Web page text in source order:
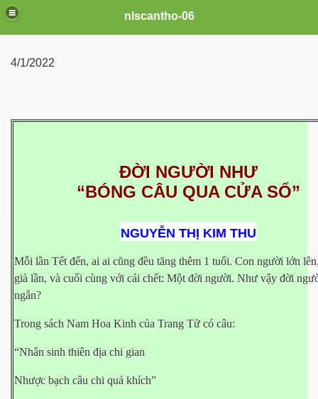
nlscantho-06
4/1/2022
ĐỜI NGƯỜI NHƯ
“BÓNG CÂU QUA CỬA SỔ”
NGUYỄN THỊ KIM THU
Mỗi lần Tết đến, ai ai cũng đều tăng thêm 1 tuổi. Con người lớn
già lần, và cuối cùng với cái chết: Một đời người. Như vậy đời
ngắn?
Trong sách Nam Hoa Kinh của Trang Tử có câu:
“Nhân sinh thiên địa chi gian
Nhược bạch câu chi quá khích”
1
2